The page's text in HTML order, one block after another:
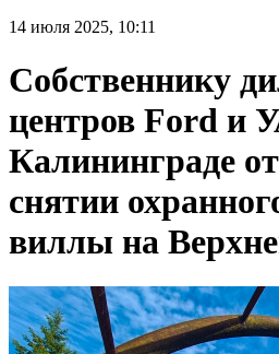
14 июля 2025, 10:11
Собственнику
центров Ford и
Калининграде
снятии
виллы на